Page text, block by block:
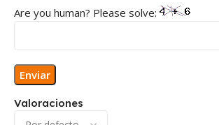
Valoraciones
Are you human? Please solve: